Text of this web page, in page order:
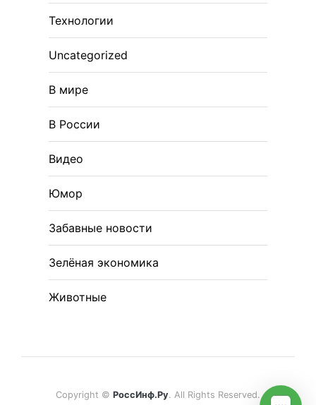
Технологии
Uncategorized
В мире
В России
Видео
Юмор
Забавные новости
Зелёная экономика
Животные
Copyright © РоссИнф.Ру. All Rights Reserved.